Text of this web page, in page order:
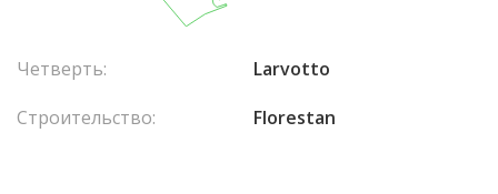
Четверть:
Larvotto
Строительство:
Florestan